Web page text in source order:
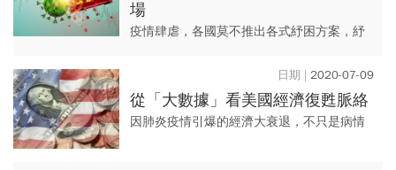
場
疫情肆虐，各國莫不推出各式紓困方案，紓
未來能否健全的復甦，則有賴新的生產模式
與創新的服務型態。
2020-07-09
從「大數據」看美國經濟復甦脈絡
因肺炎疫情引爆的經濟大衰退，不只是病情